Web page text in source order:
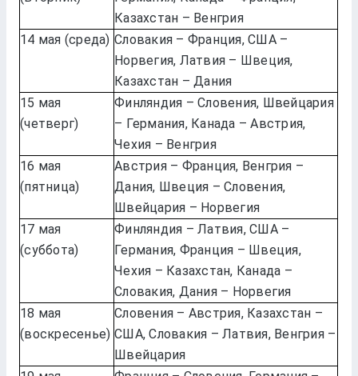
Казахстан – Венгрия
14 мая (среда) Словакия – Франция, США –
Норвегия, Латвия – Швеция,
Казахстан – Дания
15 мая
(четверг)
Финляндия – Словения, Швейцария
– Германия, Канада – Австрия,
Чехия – Венгрия
16 мая
(пятница)
Австрия – Франция, Венгрия –
Дания, Швеция – Словения,
Швейцария – Норвегия
17 мая
(суббота)
Финляндия – Латвия, США –
Германия, Франция – Швеция,
Чехия – Казахстан, Канада –
Словакия, Дания – Норвегия
18 мая
(воскресенье)
Словения – Австрия, Казахстан –
США, Словакия – Латвия, Венгрия –
Швейцария